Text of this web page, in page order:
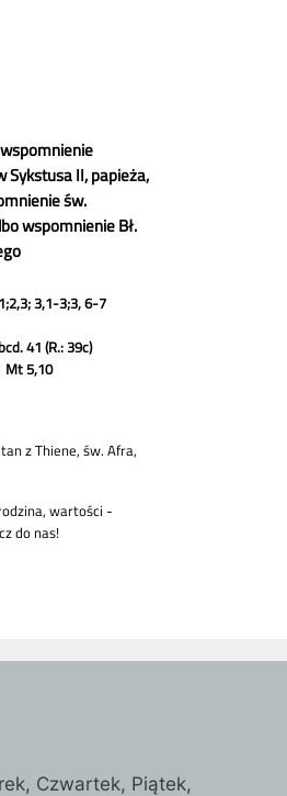
Czwartek, Piątek,